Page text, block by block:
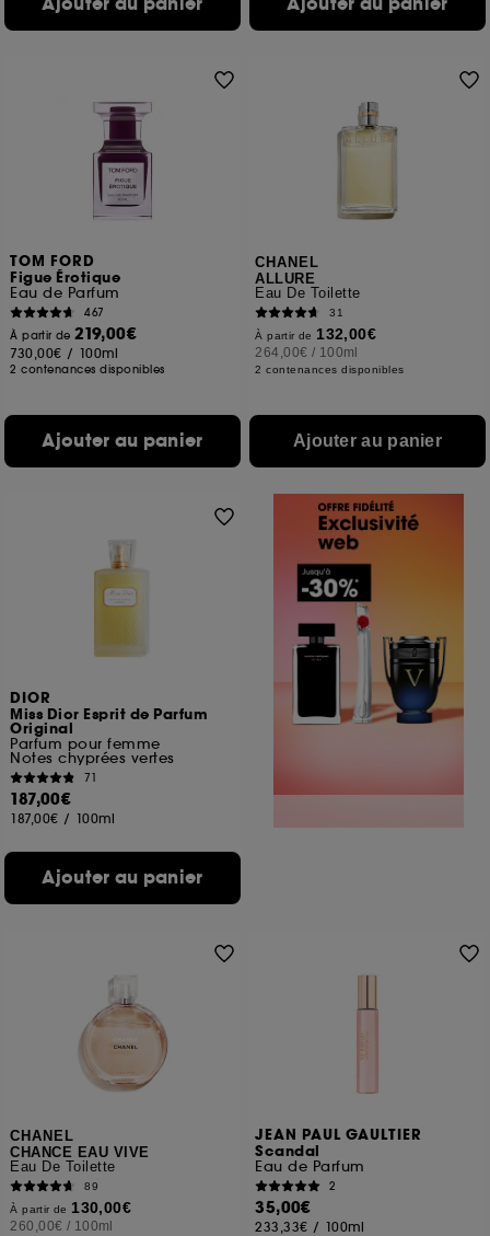
TOM FORD
Figue Érotique
Eau de Parfum
467
À partir de219,00€
730,00€ / 100ml
2 contenances disponibles
Ajouter au panier
CHANEL
ALLURE
Eau De Toilette
31
À partir de 132,00€
264,00€ / 100ml
2 contenances disponibles
Ajouter au panier
DIOR
Miss Dior Esprit de Parfum
Original
Parfum pour femme
Notes chyprées vertes
71
187,00€
187,00€ / 100ml
Ajouter au panier
CHANEL
CHANCE EAU VIVE
Eau De Toilette
89
À partir de 130,00€
260,00€ / 100ml
JEAN PAUL GAULTIER
Scandal
Eau de Parfum
2
35,00€
233,33€ / 100ml